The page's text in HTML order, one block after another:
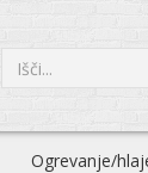
Ogrevanje/